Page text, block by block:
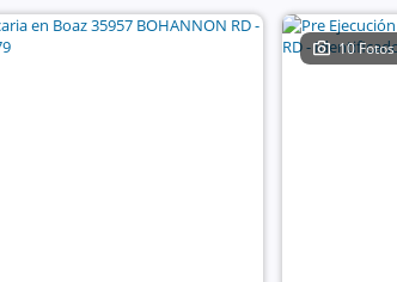
10 Fotos